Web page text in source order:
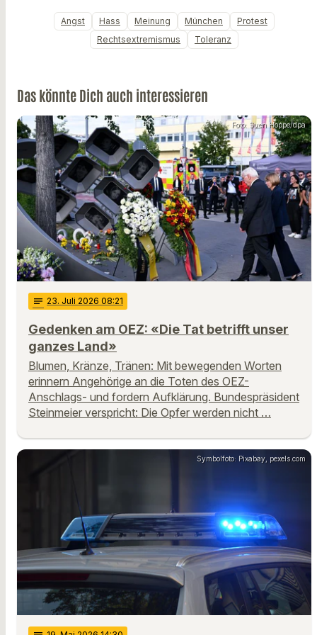
Angst Hass Meinung München
Protest
Rechtsextremismus
Toleranz
Das könnte Dich auch interessieren
Foto: Sven Hoppe/dpa
notes 23. Juli 2026 08:21
Gedenken am OEZ: «Die Tat betrifft unser
ganzes Land»
Blumen, Kränze, Tränen: Mit bewegenden Worten
erinnern Angehörige an die Toten des OEZ-
Anschlags- und fordern Aufklärung. Bundespräsident
Steinmeier verspricht: Die Opfer werden nicht …
Symbolfoto: Pixabay, pexels.com